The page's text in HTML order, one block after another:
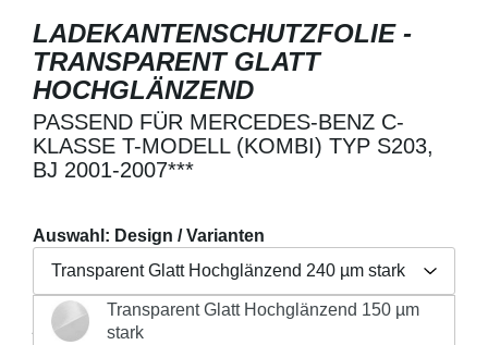
LADEKANTENSCHUTZFOLIE -
TRANSPARENT GLATT
HOCHGLÄNZEND
PASSEND FÜR MERCEDES-BENZ C-
KLASSE T-MODELL (KOMBI) TYP S203,
BJ 2001-2007***
Auswahl: Design / Varianten
Transparent Glatt Hochglänzend 240 µm stark
Transparent Glatt Hochglänzend 150 µm
stark
Transparent Glatt Hochglänzend 150 µm stark
Regulärer Preis:
26,90 €